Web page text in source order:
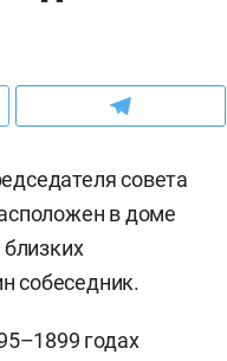
совета
в доме
собеседник.
годах